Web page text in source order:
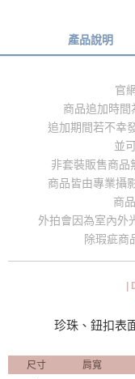
產品說明
官
商品追加時間
追加期間若不幸
並
非套裝販售商品
商品皆由專業攝
商
外拍會因為室內外
除瑕疵商
|
珍珠、鈕扣表
尺寸 肩寬